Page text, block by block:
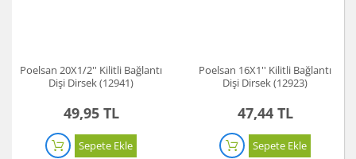
Poelsan 20X1/2'' Kilitli Bağlantı
Dişi Dirsek (12941)
49,95 TL
Sepete Ekle
Poelsan 16X1'' Kilitli Bağlantı
Dişi Dirsek (12923)
47,44 TL
Sepete Ekle